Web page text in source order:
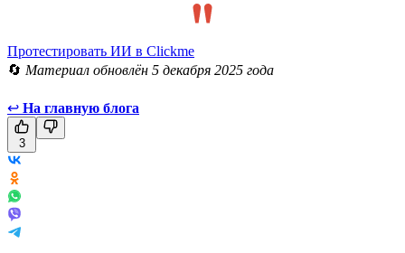
Протестировать ИИ в Clickme
🔄 Материал обновлён 5 декабря 2025 года
↩ На главную блога
3